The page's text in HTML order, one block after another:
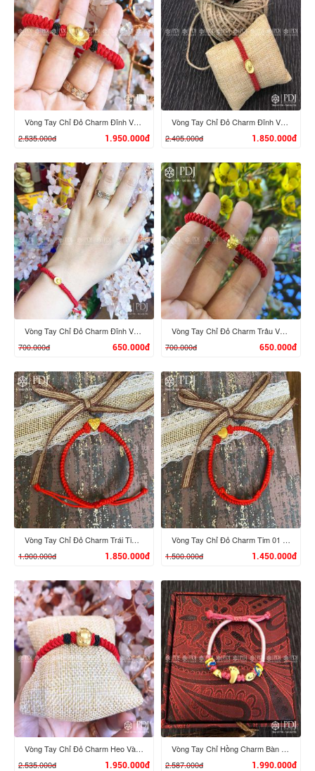
XEM CHI TIẾT XEM CHI TIẾT
XEM CHI TIẾT
Vòng Tay Chỉ Đỏ Charm Đĩnh Vàng 24K M03
2.535.000đ
1.950.000đ
XEM CHI TIẾT
Vòng Tay Chỉ Đỏ Charm Đĩnh Vàng 24K M02
2.405.000đ
1.850.000đ
XEM CHI TIẾT
Vòng Tay Chỉ Đỏ Charm Đĩnh Vàng 24K M01
700.000đ
650.000đ
XEM CHI TIẾT
Vòng Tay Chỉ Đỏ Charm Trâu Vàng 24K mini
700.000đ
650.000đ
XEM CHI TIẾT
Vòng Tay Chỉ Đỏ Charm Trái Tim 02 Vàng 24K
1.900.000đ
1.850.000đ
XEM CHI TIẾT
Vòng Tay Chỉ Đỏ Charm Tim 01 Vàng 24K
1.500.000đ
1.450.000đ
Vòng Tay Chỉ Đỏ Charm Heo Vàng 24K
2.535.000đ
1.950.000đ
Vòng Tay Chỉ Hồng Charm Bàn Chân Phật, Nén Vàng 24K
2.587.000đ
1.990.000đ